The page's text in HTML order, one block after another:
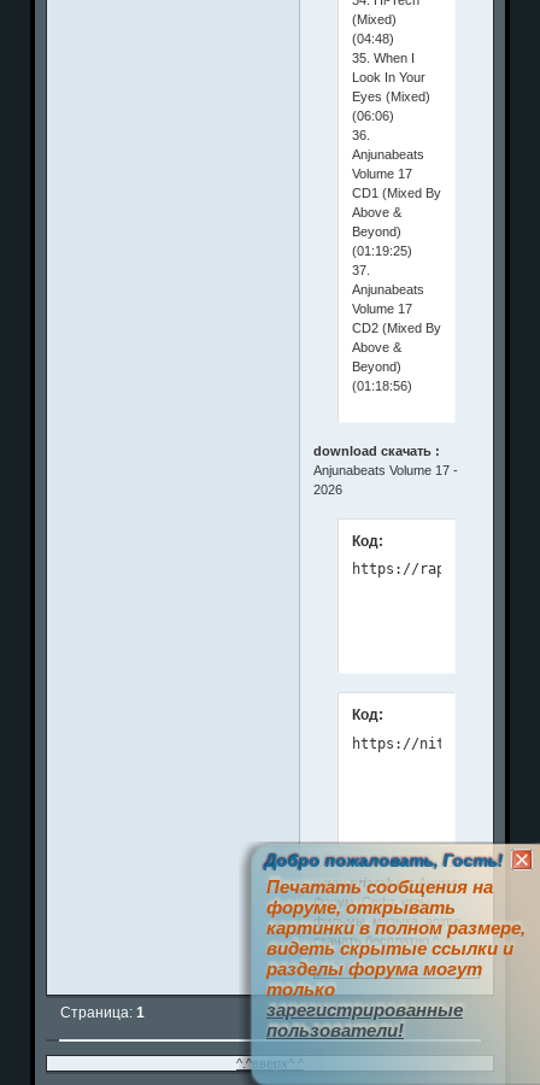
(Mixed)
(04:48)
35. When I
Look In Your
Eyes (Mixed)
(06:06)
36.
Anjunabeats
Volume 17
CD1 (Mixed By
Above &
Beyond)
(01:19:25)
37.
Anjunabeats
Volume 17
CD2 (Mixed By
Above &
Beyond)
(01:18:56)
download скачать :
Anjunabeats Volume 17 -
2026
Код:
Код:
www.prizrak.wsАниме
Форум. Софт, игры,
фильмы, музыка, anime
скачать бесплатно ^_^
0
Страница:1
^.^вверх^.^
Добро пожаловать, Гость!
Печатать сообщения на
форуме, открывать
картинки в полном размере,
видеть скрытые ссылки и
разделы форума могут
только
зарегистрированные
пользователи!